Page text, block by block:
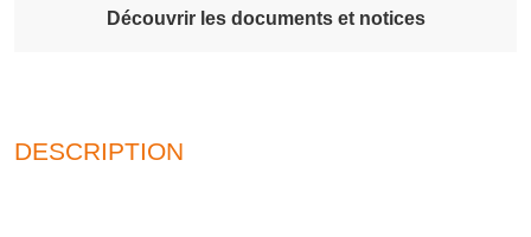
Découvrir les documents et notices
DESCRIPTION